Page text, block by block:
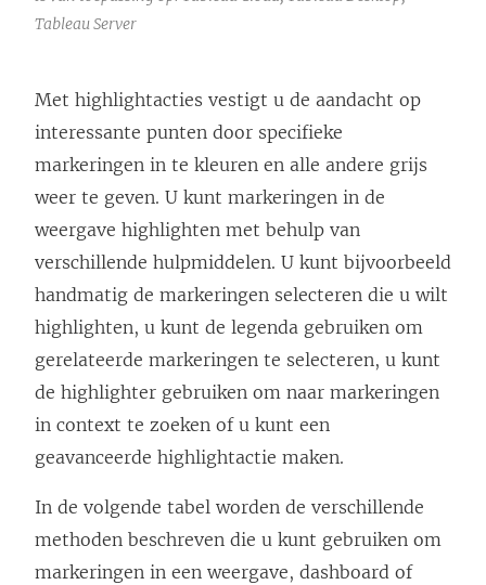
Tableau Server
Met highlightacties vestigt u de aandacht op
interessante punten door specifieke
markeringen in te kleuren en alle andere grijs
weer te geven. U kunt markeringen in de
weergave highlighten met behulp van
verschillende hulpmiddelen. U kunt bijvoorbeeld
handmatig de markeringen selecteren die u wilt
highlighten, u kunt de legenda gebruiken om
gerelateerde markeringen te selecteren, u kunt
de highlighter gebruiken om naar markeringen
in context te zoeken of u kunt een
geavanceerde highlightactie maken.
In de volgende tabel worden de verschillende
methoden beschreven die u kunt gebruiken om
markeringen in een weergave, dashboard of